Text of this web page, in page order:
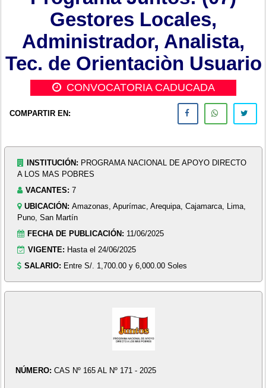
Gestores Locales,
Administrador, Analista,
Tec. de Orientaciòn Usuario
CONVOCATORIA CADUCADA
COMPARTIR EN:
INSTITUCIÓN: PROGRAMA NACIONAL DE APOYO DIRECTO
A LOS MAS POBRES
VACANTES: 7
UBICACIÓN: Amazonas, Apurímac, Arequipa, Cajamarca, Lima,
Puno, San Martín
FECHA DE PUBLICACIÓN: 11/06/2025
VIGENTE: Hasta el 24/06/2025
SALARIO: Entre S/. 1,700.00 y 6,000.00 Soles
NÚMERO: CAS Nº 165 AL Nº 171 - 2025